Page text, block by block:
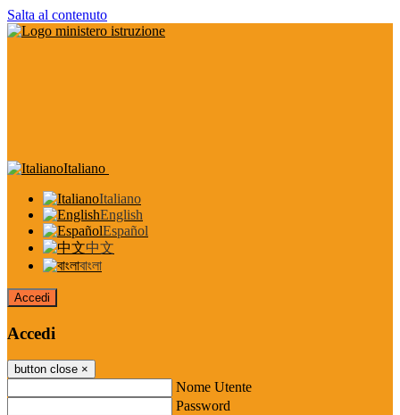
Salta al contenuto
Italiano
Italiano
English
Español
中文
বাংলা
Accedi
Accedi
button close ×
Nome Utente
Password